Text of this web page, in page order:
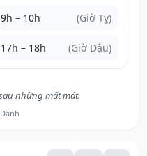
9h – 10h (Giờ Tỵ)
17h – 18h (Giờ Dậu)
những mất mát.